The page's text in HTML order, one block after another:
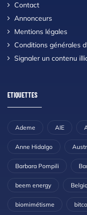
Contact
Annonceurs
Mentions légales
Conditions générales
Signaler un contenu
ETIQUETTES
Ademe AIE
Anne Hidalgo
Barbara Pompili
beem energy
biomimétisme